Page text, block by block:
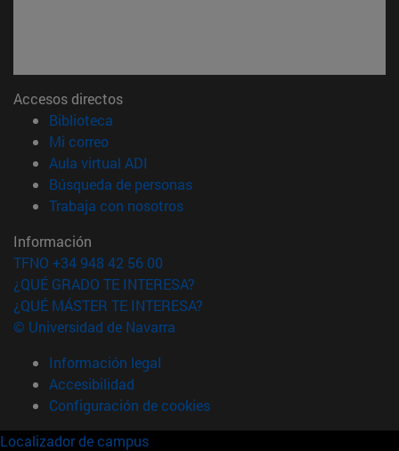
Accesos directos
Biblioteca
Mi correo(abre en nueva ventana)
Aula virtual ADI
Búsqueda de personas(abre en nueva ventana)
Trabaja con nosotros(abre en nueva ventana)
Información
TFNO +34 948 42 56 00
¿QUÉ GRADO TE INTERESA?
¿QUÉ MÁSTER TE INTERESA?
© Universidad de Navarra
Información legal
Accesibilidad
Configuración de cookies
Localizador de campus